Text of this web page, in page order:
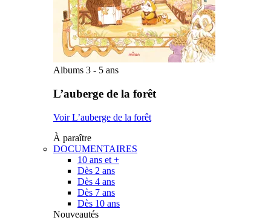
Albums 3 - 5 ans
L’auberge de la forêt
Voir L’auberge de la forêt
À paraître
DOCUMENTAIRES
10 ans et +
Dès 2 ans
Dès 4 ans
Dès 7 ans
Dès 10 ans
Nouveautés